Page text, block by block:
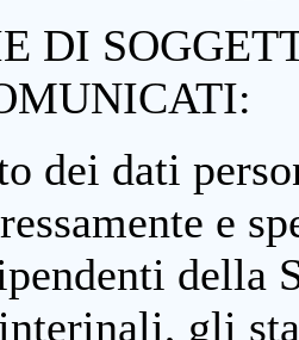
DI
dei dati
e
della
gli